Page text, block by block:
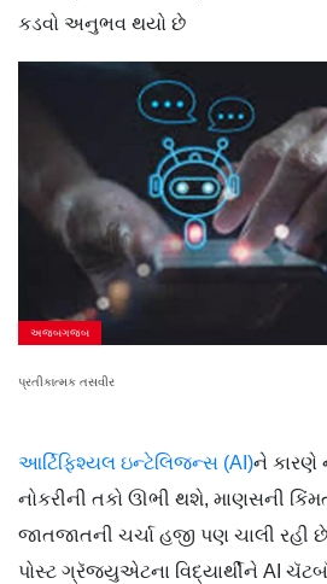
કડવો અનુભવ થયો છે
અજબગજબ
પ્રતીકાત્મક તસવીર
આર્ટિફિશ્યલ ઇન્ટેલિજન્સ (AI)ને કારણે
નોકરીની તકો ઊભી થશે, માણસની
જાતજાતની ચર્ચા હજી પણ ચાલી રહી
પોસ્ટ ગ્રૅજ્યુએટના વિદ્યાર્થીને AI